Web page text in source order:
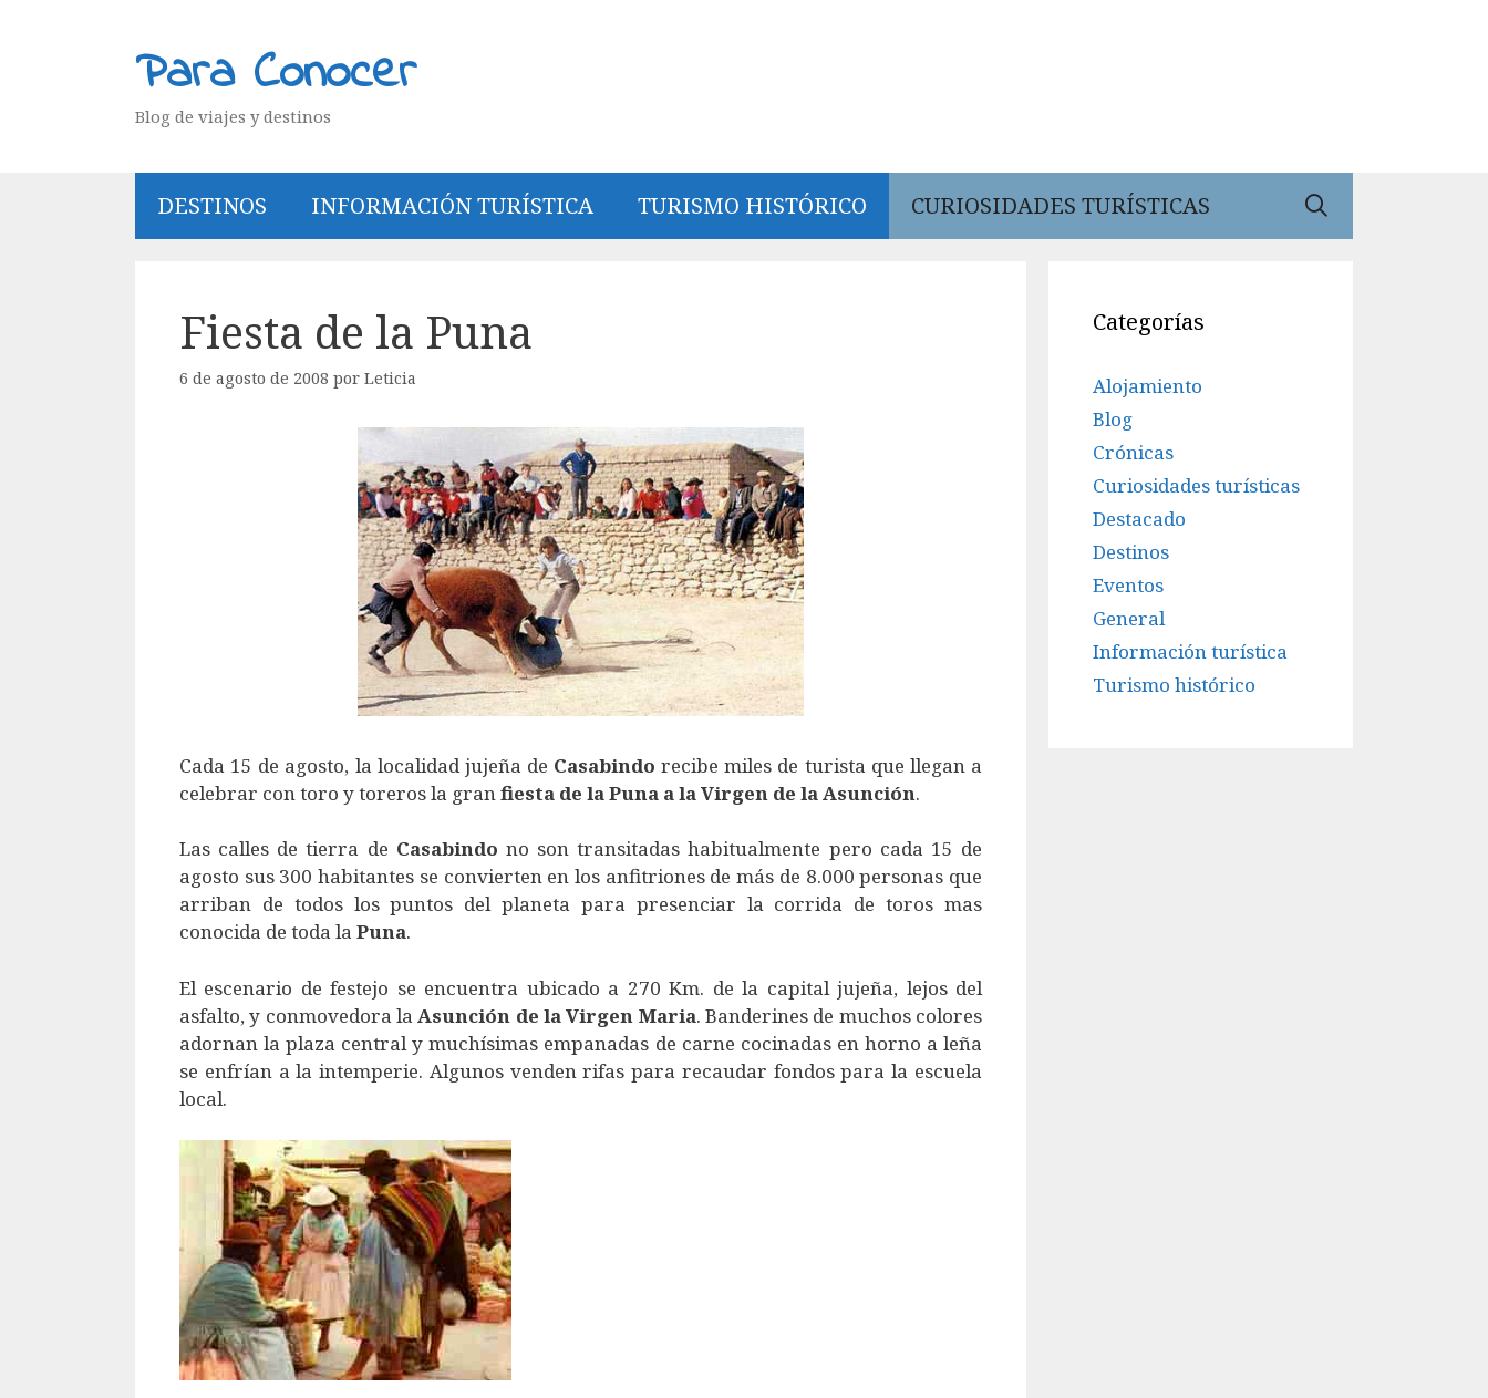
Para Conocer
Blog de viajes y destinos
DESTINOS INFORMACIÓN TURÍSTICA TURISMO HISTÓRICO CURIOSIDADES TURÍSTICAS
Fiesta de la Puna
6 de agosto de 2008 por Leticia
Cada 15 de agosto, la localidad jujeña de Casabindo recibe miles de turista que llegan a
celebrar con toro y toreros la granfiesta de la Puna a la Virgen de la Asunción.
Las calles de tierra de Casabindo no son transitadas habitualmente pero cada 15 de
agosto sus 300 habitantes se convierten en los anfitriones de más de 8.000 personas que
arriban de todos los puntos del planeta para presenciar la corrida de toros mas
conocida de toda la Puna.
El escenario de festejo se encuentra ubicado a 270 Km. de la capital jujeña, lejos del
asfalto, y conmovedora laAsunción de laVirgen Maria. Banderines de muchos colores
adornan la plaza central y muchísimas empanadas de carne cocinadas en horno a leña
se enfrían a la intemperie. Algunos venden rifas para recaudar fondos para la escuela
local.
Categorías
Alojamiento
Blog
Crónicas
Curiosidades turísticas
Destacado
Destinos
Eventos
General
Información turística
Turismo histórico